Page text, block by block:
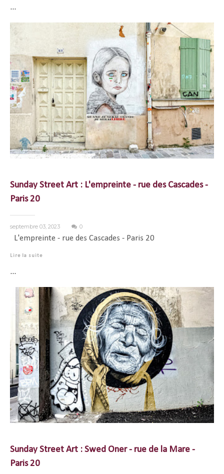
...
Sunday Street Art : L'empreinte - rue des Cascades -
Paris 20
septembre 03, 2023 0
L'empreinte - rue des Cascades - Paris 20
Lire la suite
...
Sunday Street Art : Swed Oner - rue de la Mare -
Paris 20